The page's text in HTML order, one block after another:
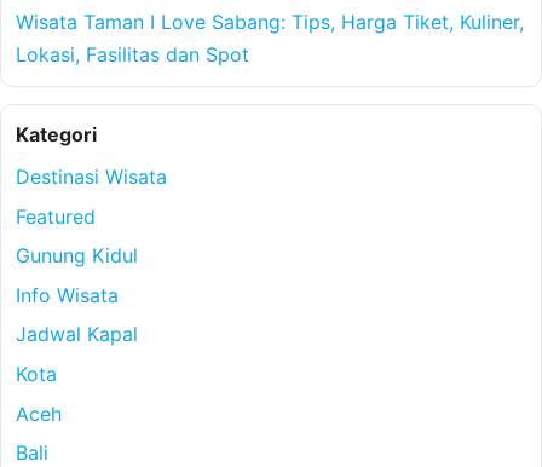
Wisata Taman I Love Sabang: Tips, Harga Tiket, Kuliner,
Lokasi, Fasilitas dan Spot
Kategori
Destinasi Wisata
Featured
Gunung Kidul
Info Wisata
Jadwal Kapal
Kota
Aceh
Bali